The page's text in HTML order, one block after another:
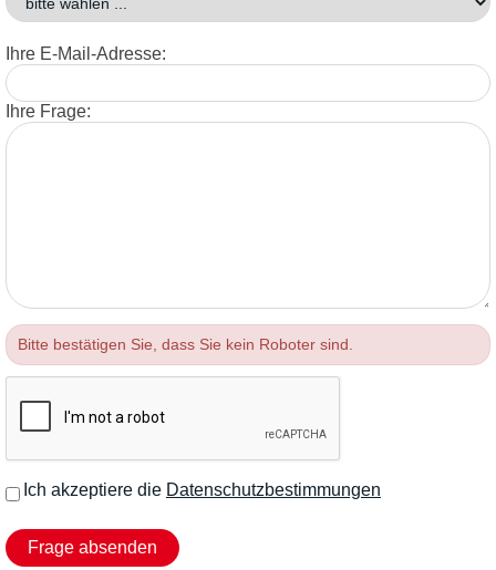
Ihre E-Mail-Adresse:
Ihre Frage:
Bitte bestätigen Sie, dass Sie kein Roboter sind.
Ich akzeptiere die Datenschutzbestimmungen